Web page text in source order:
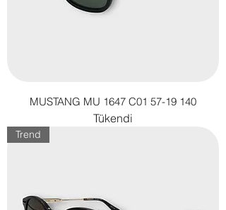
MUSTANG MU 1647 C01 57-19 140
Tükendi
Trend